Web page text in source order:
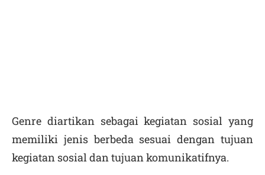
Genre diartikan sebagai kegiatan sosial yang
memiliki jenis berbeda sesuai dengan tujuan
kegiatan sosial dan tujuan komunikatifnya.